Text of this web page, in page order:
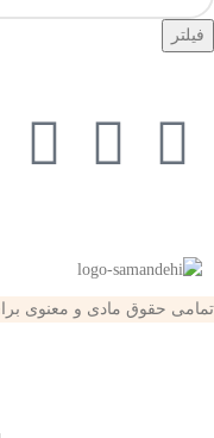
فیلتر
تمامی حقوق مادی و معنوی